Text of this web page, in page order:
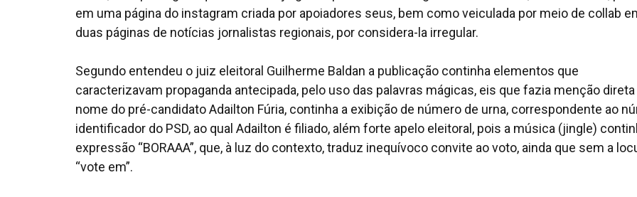
em uma página do instagram criada por apoiadores seus, bem como veiculada por meio de collab
duas páginas de notícias jornalistas regionais, por considera-la irregular.
Segundo entendeu o juiz eleitoral Guilherme Baldan a publicação continha elementos que
caracterizavam propaganda antecipada, pelo uso das palavras mágicas, eis que fazia menção direta
nome do pré-candidato Adailton Fúria, continha a exibição de número de urna, correspondente ao
identificador do PSD, ao qual Adailton é filiado, além forte apelo eleitoral, pois a música (jingle)
expressão “BORAAA”, que, à luz do contexto, traduz inequívoco convite ao voto, ainda que sem a
“vote em”.